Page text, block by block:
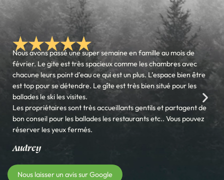
Nous avons passé une super semaine en famille au mois de
février. Le gite est très spacieux comme les chambres avec
chacune leurs point d’eau ce qui est un plus. L’espace bien être
est top pour se détendre. Le gîte est très bien situé pour les
ballades le ski les visites.
Les propriétaires sont très accueillants gentils et partagent de
bon conseil pour les ballades les restaurants etc.. Vous pouvez
réserver les yeux fermés.
Audrey
Nous laisser un avis sur Google